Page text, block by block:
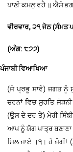
ਪਾਣੀ ਕਮਲੁ ਰਹੈ ॥ ਐਸੇ
ਵੀਰਵਾਰ, ੨੧ ਜੇਠ (ਸੰਮਤ
(ਅੰਗ: ੮੭੭)
ਪੰਜਾਬੀ ਵਿਆਖਿਆ
(ਜੋ ਪ੍ਰਭੂ ਸਾਰੇ) ਜਗਤ ਨੂੰ
ਚਰਨਾਂ ਵਿਚ ਸੁਰਤਿ
(ਉਸ ਦੇ ਦਰ ਤੇ) ਮੇਰੀ
ਆਪ ਨੂੰ ਯੋਗ ਪਾਤ੍ਰ
ਮਿਲ ਜਾਏ ।੧। ਹੇ ਜੋਗੀ!